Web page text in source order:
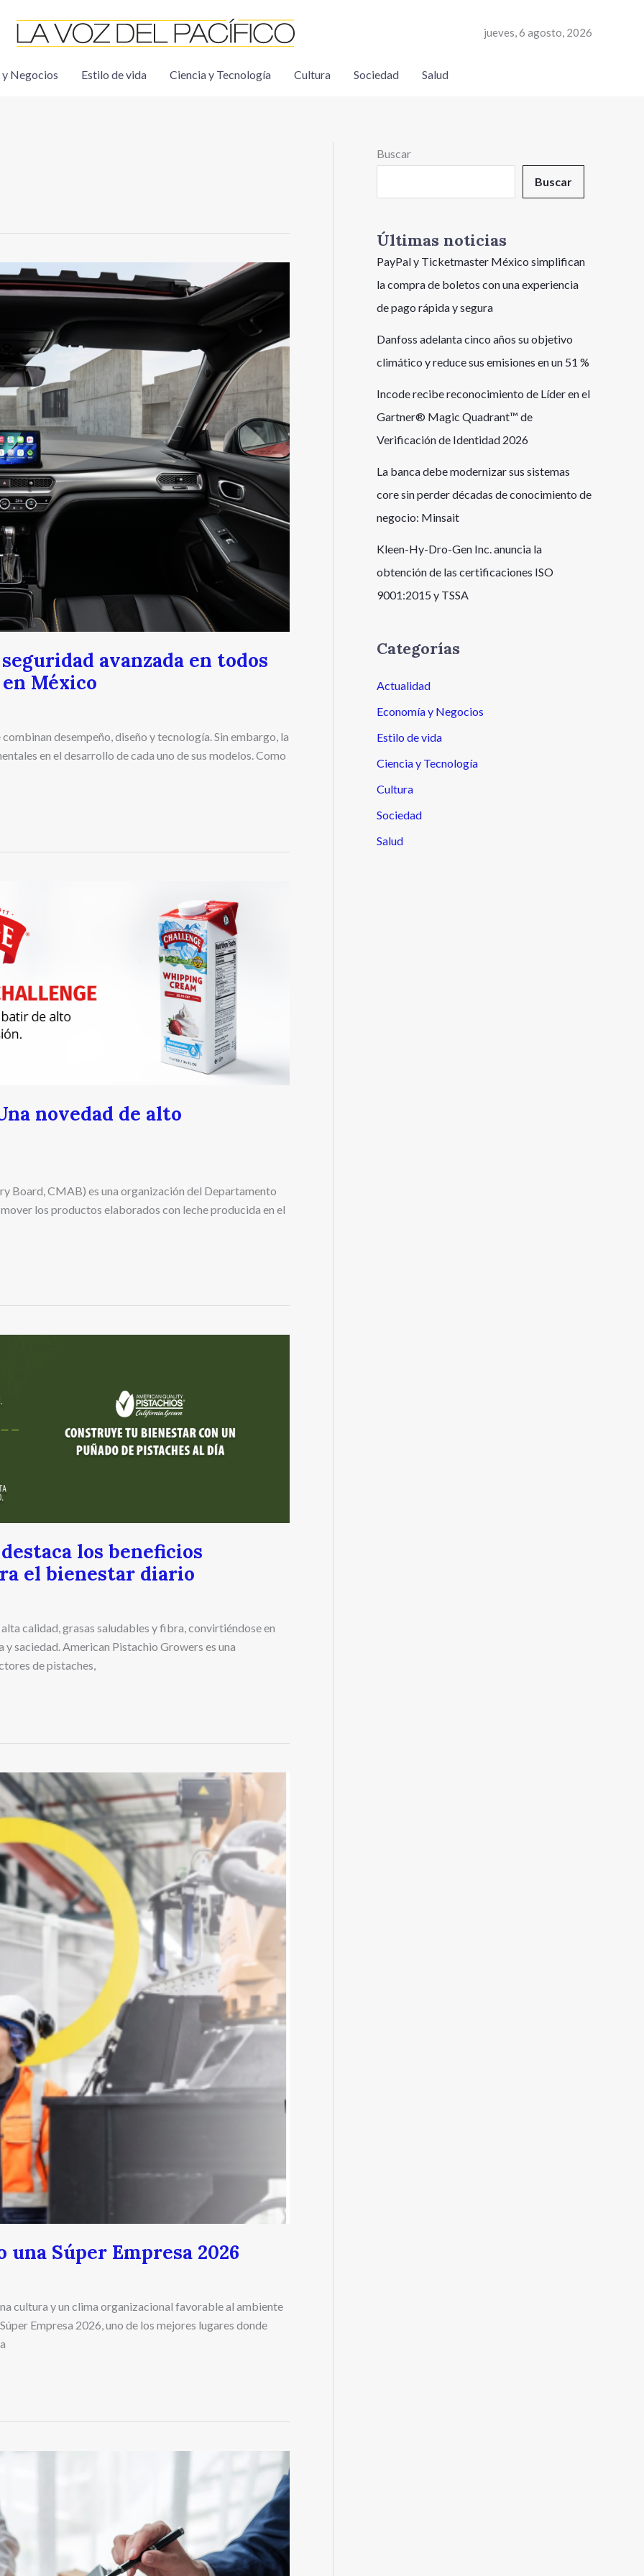
jueves, 6 agosto, 2026
y Negocios Estilo de vida Ciencia y Tecnología Cultura Sociedad Salud
avanzada en todos
México
desempeño, diseño y tecnología. Sin embargo, la
en el desarrollo de cada uno de sus modelos. Como
novedad de alto
Board, CMAB) es una organización del Departamento
los productos elaborados con leche producida en el
los beneficios
el bienestar diario
calidad, grasas saludables y fibra, convirtiéndose en
saciedad. American Pistachio Growers es una
de pistaches,
Súper Empresa 2026
cultura y un clima organizacional favorable al ambiente
Empresa 2026, uno de los mejores lugares donde
Buscar
Buscar
Últimas noticias
PayPal y Ticketmaster México simplifican
la compra de boletos con una experiencia
de pago rápida y segura
Danfoss adelanta cinco años su objetivo
climático y reduce sus emisiones en un 51 %
Incode recibe reconocimiento de Líder en el
Gartner® Magic Quadrant™ de
Verificación de Identidad 2026
La banca debe modernizar sus sistemas
core sin perder décadas de conocimiento de
negocio: Minsait
Kleen-Hy-Dro-Gen Inc. anuncia la
obtención de las certificaciones ISO
9001:2015 y TSSA
Categorías
Actualidad
Economía y Negocios
Estilo de vida
Ciencia y Tecnología
Cultura
Sociedad
Salud